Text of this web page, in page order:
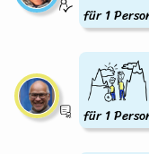
für 1
für 1